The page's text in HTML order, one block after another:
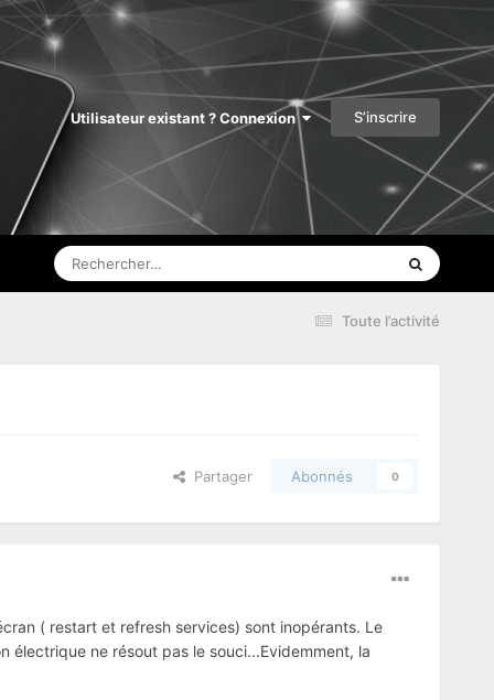
Utilisateur existant ? Connexion S’inscrire
Toute l’activité
Partager Abonnés 0
( restart et refresh services) sont inopérants. Le
ne résout pas le souci...Evidemment, la